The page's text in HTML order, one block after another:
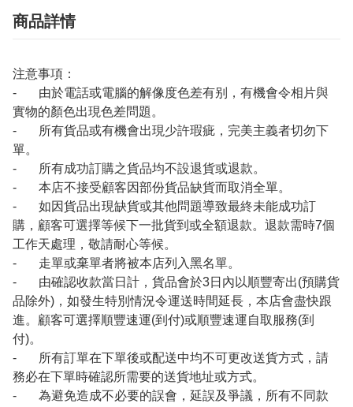
商品詳情
注意事項：
- 由於電話或電腦的解像度色差有别，有機會令相片與
實物的顏色出現色差問題。
- 所有貨品或有機會出現少許瑕疵，完美主義者切勿下
單。
- 所有成功訂購之貨品均不設退貨或退款。
- 本店不接受顧客因部份貨品缺貨而取消全單。
- 如因貨品出現缺貨或其他問題導致最終未能成功訂
購，顧客可選擇等候下一批貨到或全額退款。退款需時7個
工作天處理，敬請耐心等候。
- 走單或棄單者將被本店列入黑名單。
- 由確認收款當日計，貨品會於3日內以順豐寄出(預購貨
品除外)，如發生特別情況令運送時間延長，本店會盡快跟
進。顧客可選擇順豐速運(到付)或順豐速運自取服務(到
付)。
- 所有訂單在下單後或配送中均不可更改送貨方式，請
務必在下單時確認所需要的送貨地址或方式。
- 為避免造成不必要的誤會，延誤及爭議，所有不同款